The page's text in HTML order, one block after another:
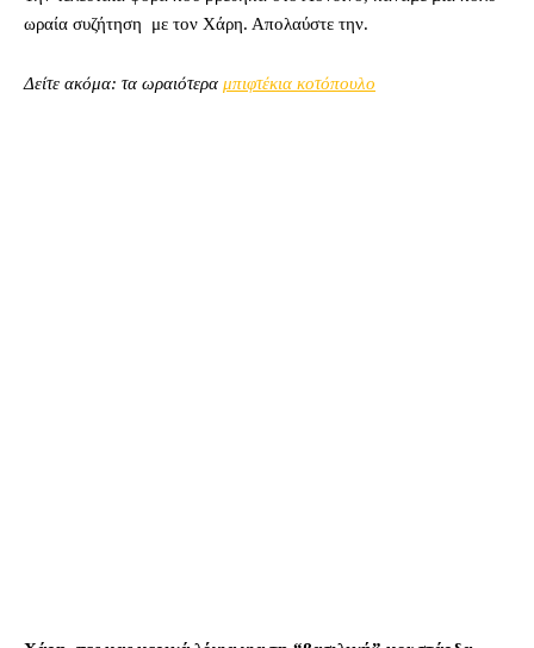
ωραία συζήτηση με τον Χάρη. Απολαύστε την.
Δείτε ακόμα: τα ωραιότερα μπιφτέκια κοτόπουλο